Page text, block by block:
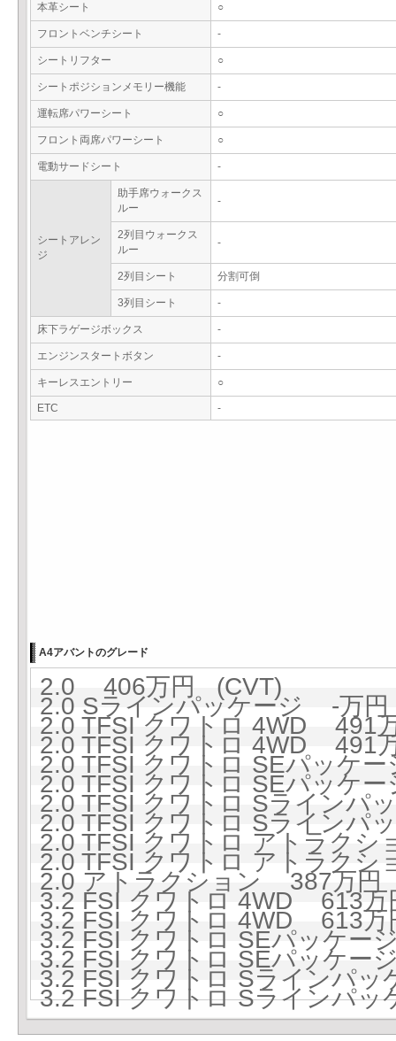
本革シート ○
フロントベンチシート -
シートリフター ○
シートポジションメモリー機能 -
運転席パワーシート ○
フロント両席パワーシート ○
電動サードシート -
シートアレン
ジ
助手席ウォークス
ルー
-
2列目ウォークス
ルー
-
2列目シート 分割可倒
3列目シート -
床下ラゲージボックス -
エンジンスタートボタン -
キーレスエントリー ○
ETC -
A4アバントのグレード
2.0 406万円 (CVT)
2.0 Sラインパッケージ -万
2.0 TFSI クワトロ 4WD 491
2.0 TFSI クワトロ 4WD 491
2.0 TFSI クワトロ SEパッケ
2.0 TFSI クワトロ SEパッケ
2.0 TFSI クワトロ Sライン
2.0 TFSI クワトロ Sライン
2.0 TFSI クワトロ アトラク
2.0 TFSI クワトロ アトラク
2.0 アトラクション 387万円
3.2 FSI クワトロ 4WD 613
3.2 FSI クワトロ 4WD 613
3.2 FSI クワトロ SEパッケ
3.2 FSI クワトロ SEパッケ
3.2 FSI クワトロ Sラインパ
3.2 FSI クワトロ Sラインパ